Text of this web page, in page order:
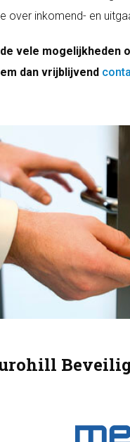
over inkomend- en
vele mogelijkheden
dan vrijblijvend